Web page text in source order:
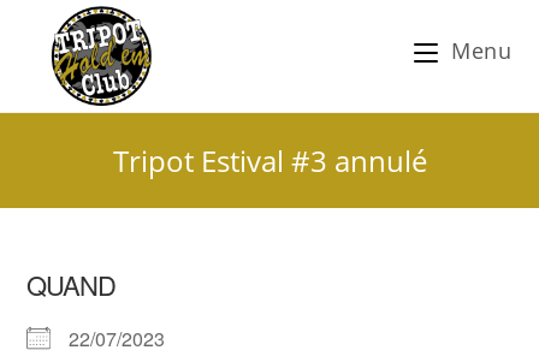
Menu
Tripot Estival #3 annulé
QUAND
22/07/2023